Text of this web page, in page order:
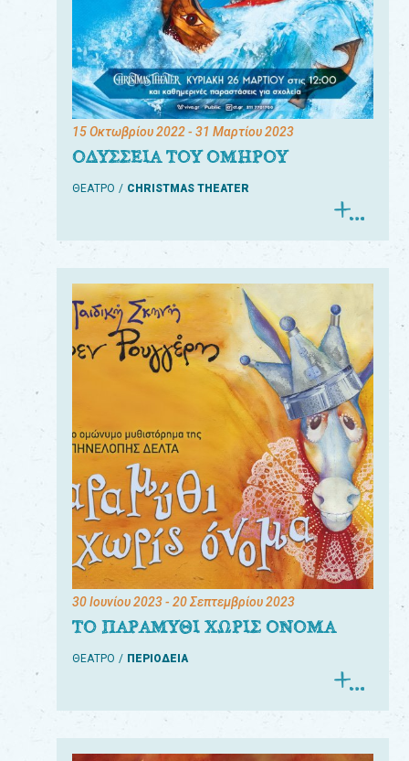
15 Οκτωβρίου 2022- 31 Μαρτίου 2023
ΟΔΥΣΣΕΙΑ ΤΟΥ ΟΜΗΡΟΥ
ΘΕΑΤΡΟ CHRISTMAS THEATER
30 Ιουνίου 2023- 20 Σεπτεμβρίου 2023
ΤΟ ΠΑΡΑΜΥΘΙ ΧΩΡΙΣ ΟΝΟΜΑ
ΘΕΑΤΡΟ ΠΕΡΙΟΔΕΙΑ